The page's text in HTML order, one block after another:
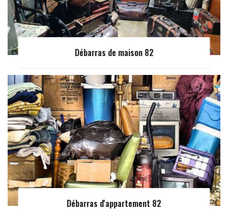
Débarras de maison 82
Débarras d'appartement 82